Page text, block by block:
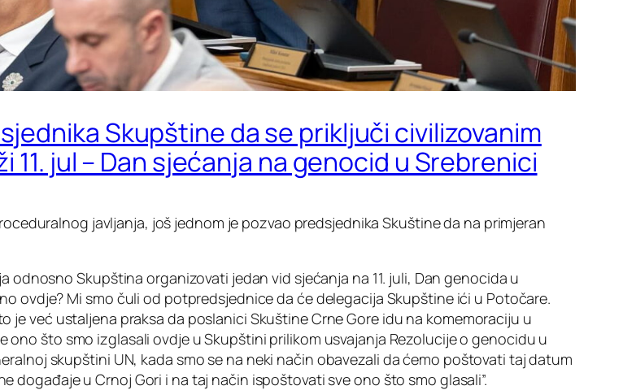
Skupštine da se priključi civilizovanim
jul – Dan sjećanja na genocid u Srebrenici
javljanja, još jednom je pozvao predsjednika Skuštine da na primjeran
Skupština organizovati jedan vid sjećanja na 11. juli, Dan genocida u
ovdje? Mi smo čuli od potpredsjednice da će delegacija Skupštine ići u Potočare.
već ustaljena praksa da poslanici Skuštine Crne Gore idu na komemoraciju u
što smo izglasali ovdje u Skupštini prilikom usvajanja Rezolucije o genocidu u
skupštini UN, kada smo se na neki način obavezali da ćemo poštovati taj datum
događaje u Crnoj Gori i na taj način ispoštovati sve ono što smo glasali”.